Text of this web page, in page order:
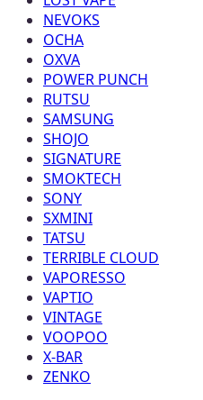
NEVOKS
OCHA
OXVA
POWER PUNCH
RUTSU
SAMSUNG
SHOJO
SIGNATURE
SMOKTECH
SONY
SXMINI
TATSU
TERRIBLE CLOUD
VAPORESSO
VAPTIO
VINTAGE
VOOPOO
X-BAR
ZENKO